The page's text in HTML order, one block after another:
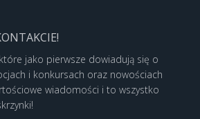
jako pierwsze dowiadują się o
i konkursach oraz nowościach
wiadomości i to wszystko